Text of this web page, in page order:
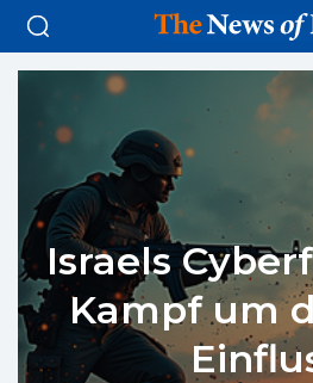
Israels
Kampf um